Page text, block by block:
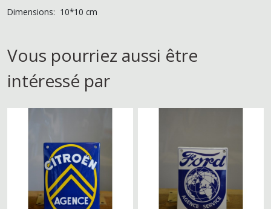
Dimensions: 10*10 cm
Vous pourriez aussi être
intéressé par